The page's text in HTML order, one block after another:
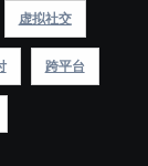
虚拟社交
跨平台